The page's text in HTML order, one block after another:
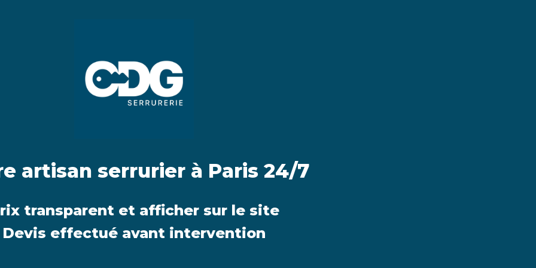
artisan serrurier à Paris 24/7
transparent et afficher sur le site
Devis effectué avant intervention